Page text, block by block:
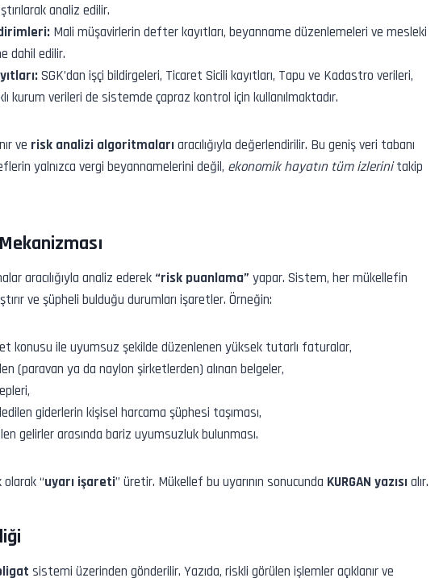
analiz edilir.
Mali müşavirlerin defter kayıtları, beyanname düzenlemeleri ve mesleki
dahil edilir.
SGK’dan işçi bildirgeleri, Ticaret Sicili kayıtları, Tapu ve Kadastro verileri,
kurum verileri de sistemde çapraz kontrol için kullanılmaktadır.
ve risk analizi algoritmalarıaracılığıyla değerlendirilir. Bu geniş veri tabanı
yalnızca vergi beyannamelerini değil, ekonomik hayatın tüm izlerinitakip
aracılığıyla analiz ederek “risk puanlama” yapar. Sistem, her mükellefin
ve şüpheli bulduğu durumları işaretler. Örneğin:
konusu ile uyumsuz şekilde düzenlenen yüksek tutarlı faturalar,
(paravan ya da naylon şirketlerden) alınan belgeler,
giderlerin kişisel harcama şüphesi taşıması,
gelirler arasında bariz uyumsuzluk bulunması.
“uyarı işareti” üretir. Mükellef bu uyarının sonucunda KURGAN yazısıalır.
sistemi üzerinden gönderilir. Yazıda, riskli görülen işlemler açıklanır ve